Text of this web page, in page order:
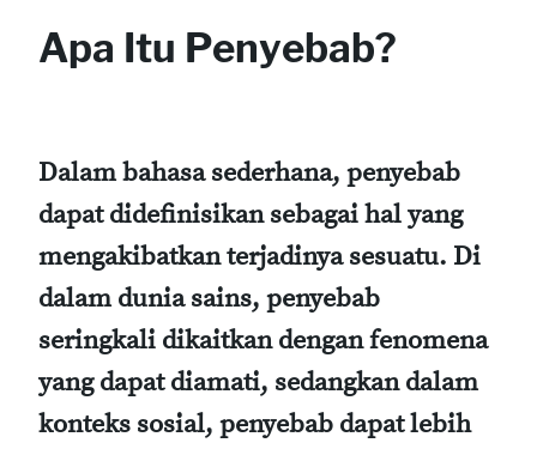
Apa Itu Penyebab?
Dalam bahasa sederhana, penyebab
dapat didefinisikan sebagai hal yang
mengakibatkan terjadinya sesuatu. Di
dalam dunia sains, penyebab
seringkali dikaitkan dengan fenomena
yang dapat diamati, sedangkan dalam
konteks sosial, penyebab dapat lebih